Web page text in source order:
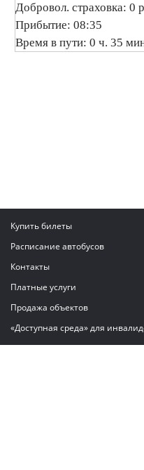
Добровол. страховка: 0
Прибытие: 08:35
Время в пути: 0 ч. 35
Купить билеты
Расписание автобусов
Контакты
Платные услуги
Продажа объектов
«Доступная среда» для